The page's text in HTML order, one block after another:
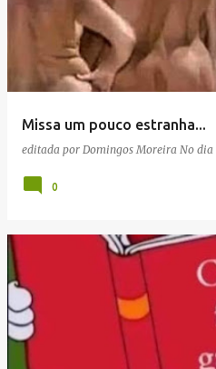
Missa um pouco estranha...
editada por Domingos Moreira No dia
0